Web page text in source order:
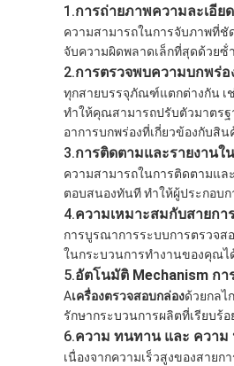
1.การถ่ายภาพความละเอีย
ความสามารถในการจับภาพที่ชั
จับความผิดพลาดเล็กที่สุดด้วย
2.การตรวจพบความบกพร่
ทุกสายบรรจุภัณฑ์แตกต่างกัน เ
ทําให้คุณสามารถปรับตัวมาตรฐ
อาการบกพร่องที่เกี่ยวข้องกับสิ
3.การติดตามและรายงานใ
ความสามารถในการติดตามแล
ตอบสนองทันที ทําให้ผู้ประกอบ
4.ความเหมาะสมกับสายกา
การบูรณาการระบบการตรวจส
ในกระบวนการทํางานของคุณไ
5.อัตโนมัติ Mechanism กา
Aเครื่องตรวจสอบกล่องด้วยกลไ
รักษากระบวนการผลิตที่เรียบร้
6.ความ ทนทาน และ ความ
เนื่องจากความเร็วสูงของสายก